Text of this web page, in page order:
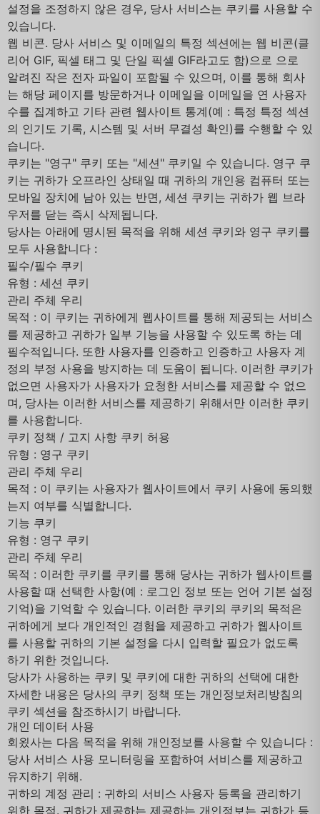
설정을 조정하지 않은 경우, 당사 서비스는 쿠키를 사용할 수
있습니다.
웹 비콘. 당사 서비스 및 이메일의 특정 섹션에는 웹 비콘(클
리어 GIF, 픽셀 태그 및 단일 픽셀 GIF라고도 함)으로 으로
알려진 작은 전자 파일이 포함될 수 있으며, 이를 통해 회사
는 해당 페이지를 방문하거나 이메일을 이메일을 연 사용자
수를 집계하고 기타 관련 웹사이트 통계(예 : 특정 특정 섹션
의 인기도 기록, 시스템 및 서버 무결성 확인)를 수행할 수 있
습니다.
쿠키는 "영구" 쿠키 또는 "세션" 쿠키일 수 있습니다. 영구 쿠
키는 귀하가 오프라인 상태일 때 귀하의 개인용 컴퓨터 또는
모바일 장치에 남아 있는 반면, 세션 쿠키는 귀하가 웹 브라
우저를 닫는 즉시 삭제됩니다.
당사는 아래에 명시된 목적을 위해 세션 쿠키와 영구 쿠키를
모두 사용합니다 :
필수/필수 쿠키
유형 : 세션 쿠키
관리 주체 우리
목적 : 이 쿠키는 귀하에게 웹사이트를 통해 제공되는 서비스
를 제공하고 귀하가 일부 기능을 사용할 수 있도록 하는 데
필수적입니다. 또한 사용자를 인증하고 인증하고 사용자 계
정의 부정 사용을 방지하는 데 도움이 됩니다. 이러한 쿠키가
없으면 사용자가 사용자가 요청한 서비스를 제공할 수 없으
며, 당사는 이러한 서비스를 제공하기 위해서만 이러한 쿠키
를 사용합니다.
쿠키 정책 / 고지 사항 쿠키 허용
유형 : 영구 쿠키
관리 주체 우리
목적 : 이 쿠키는 사용자가 웹사이트에서 쿠키 사용에 동의했
는지 여부를 식별합니다.
기능 쿠키
유형 : 영구 쿠키
관리 주체 우리
목적 : 이러한 쿠키를 쿠키를 통해 당사는 귀하가 웹사이트를
사용할 때 선택한 사항(예 : 로그인 정보 또는 언어 기본 설정
기억)을 기억할 수 있습니다. 이러한 쿠키의 쿠키의 목적은
귀하에게 보다 개인적인 경험을 제공하고 귀하가 웹사이트
를 사용할 귀하의 기본 설정을 다시 입력할 필요가 없도록
하기 위한 것입니다.
당사가 사용하는 쿠키 및 쿠키에 대한 귀하의 선택에 대한
자세한 내용은 당사의 쿠키 정책 또는 개인정보처리방침의
쿠키 섹션을 참조하시기 바랍니다.
개인 데이터 사용
회욌사는 다음 목적을 위해 개인정보를 사용할 수 있습니다 :
당사 서비스 사용 모니터링을 포함하여 서비스를 제공하고
유지하기 위해.
귀하의 계정 관리 : 귀하의 서비스 사용자 등록을 관리하기
위한 목적. 귀하가 제공하는 제공하는 개인정보는 귀하가 등